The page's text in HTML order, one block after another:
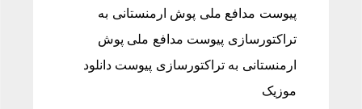
پیوست مدافع ملی پوش ارمنستانی به
تراکتورسازی پیوست مدافع ملی پوش
ارمنستانی به تراکتورسازی پیوست دانلود
موزیک